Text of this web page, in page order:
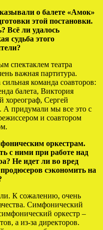
о балете «Амок»
этой постановки.
Всё ли удалось
судьба этого
спектаклем театра
важная партитура.
команда соавторов:
балета, Виктория
хореограф, Сергей
А придумали мы все это с
и соавтором
оркестрам.
с ними при работе над
Не идет ли во вред
сэкономить на
К сожалению, очень
Симфонический
оркестр –
а из-за директоров.